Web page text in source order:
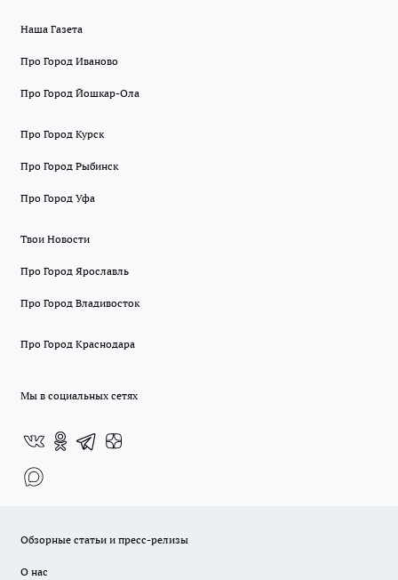
Наша Газета
Про Город Иваново
Про Город Йошкар-Ола
Про Город Курск
Про Город Рыбинск
Про Город Уфа
Твои Новости
Про Город Ярославль
Про Город Владивосток
Про Город Краснодара
Мы в социальных сетях
Обзорные статьи и пресс-релизы
О нас